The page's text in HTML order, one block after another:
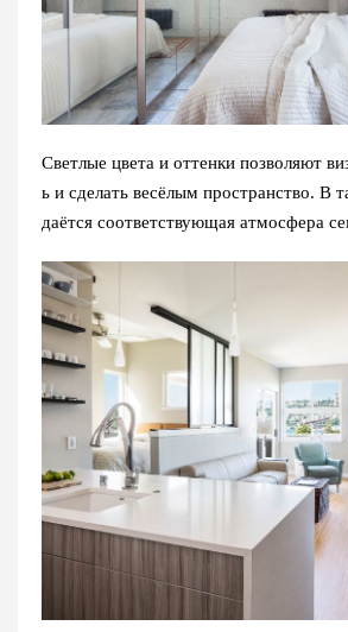
Светлые цвета и оттенки позволяют
ь и сделать весёлым пространство. В
даётся соответствующая атмосфера